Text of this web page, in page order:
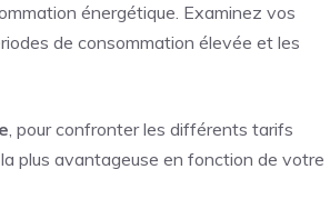
énergétique. Examinez vos
de consommation élevée et les
, pour confronter les différents tarifs
plus avantageuse en fonction de votre